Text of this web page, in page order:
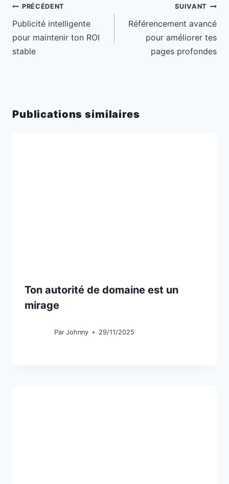
Navigation
de
l’article
PRÉCÉDENT
Publicité intelligente
pour maintenir ton ROI
stable
SUIVANT
Référencement avancé
pour améliorer tes
pages profondes
Publications similaires
Ton autorité de domaine est un
mirage
Par Johnny 29/11/2025